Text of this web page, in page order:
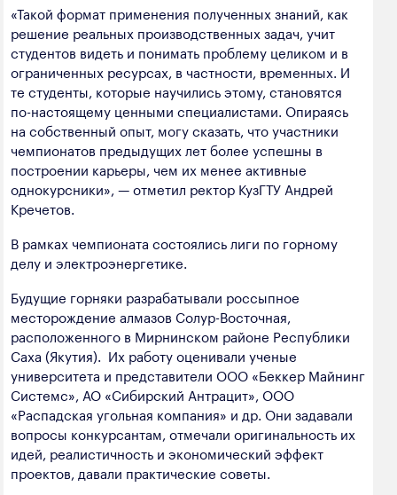
Лесная промышленность
Пищевая промышленность
«Такой формат применения полученных знаний, как
решение реальных производственных задач, учит
студентов видеть и понимать проблему целиком и в
ограниченных ресурсах, в частности, временных. И
те студенты, которые научились этому, становятся
по-настоящему ценными специалистами. Опираясь
на собственный опыт, могу сказать, что участники
чемпионатов предыдущих лет более успешны в
построении карьеры, чем их менее активные
однокурсники», — отметил ректор КузГТУ Андрей
Кречетов.
В рамках чемпионата состоялись лиги по горному
делу и электроэнергетике.
Будущие горняки разрабатывали россыпное
месторождение алмазов Солур-Восточная,
расположенного в Мирнинском районе Республики
Саха (Якутия). Их работу оценивали ученые
университета и представители ООО «Беккер Майнинг
Системс», АО «Сибирский Антрацит», ООО
«Распадская угольная компания» и др. Они задавали
вопросы конкурсантам, отмечали оригинальность их
идей, реалистичность и экономический эффект
проектов, давали практические советы.